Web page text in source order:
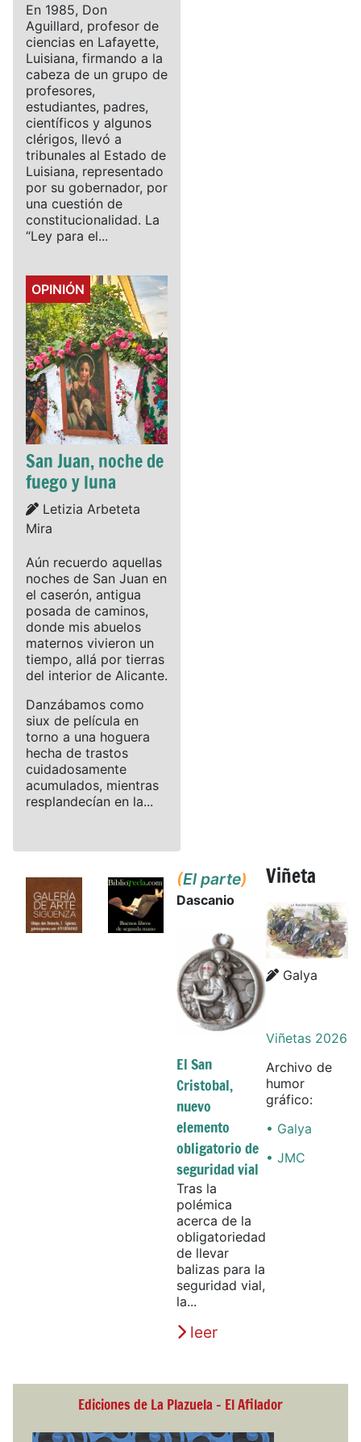
En 1985, Don
Aguillard, profesor de
ciencias en Lafayette,
Luisiana, firmando a la
cabeza de un grupo de
profesores,
estudiantes, padres,
científicos y algunos
clérigos, llevó a
tribunales al Estado de
Luisiana, representado
por su gobernador, por
una cuestión de
constitucionalidad. La
“Ley para el...
Details
OPINIÓN
San Juan, noche de
fuego y luna
Details
Letizia Arbeteta
Mira
Aún recuerdo aquellas
noches de San Juan en
el caserón, antigua
posada de caminos,
donde mis abuelos
maternos vivieron un
tiempo, allá por tierras
del interior de Alicante.
Danzábamos como
siux de película en
torno a una hoguera
hecha de trastos
cuidadosamente
acumulados, mientras
resplandecían en la...
(El parte)
Dascanio
El San
Cristobal,
nuevo
elemento
obligatorio de
seguridad vial
Tras la
polémica
acerca de la
obligatoriedad
de llevar
balizas para la
seguridad vial,
la...
leer
Viñeta
Details
Details
Galya
Viñetas 2026
Archivo de
humor
gráfico:
• Galya
• JMC
Ediciones de La Plazuela - El Afilador